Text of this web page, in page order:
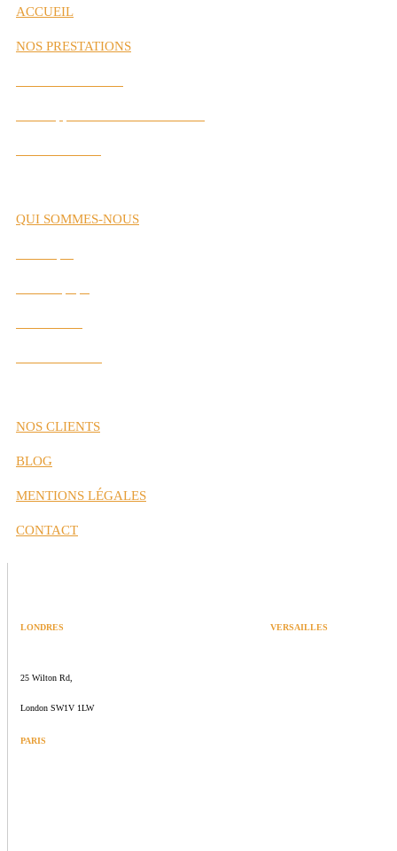
ACCUEIL
NOS PRESTATIONS
QUI SOMMES-NOUS
NOS CLIENTS
BLOG
MENTIONS LÉGALES
CONTACT
LONDRES VERSAILLES
25 Wilton Rd,
London SW1V 1LW
PARIS